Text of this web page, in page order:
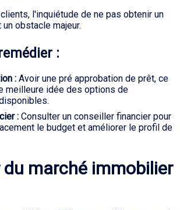
l'inquiétude de ne pas obtenir un
obstacle majeur.
:
: Avoir une pré approbation de prêt, ce
meilleure idée des options de
: Consulter un conseiller financier pour
le budget et améliorer le profil de
du marché immobilier